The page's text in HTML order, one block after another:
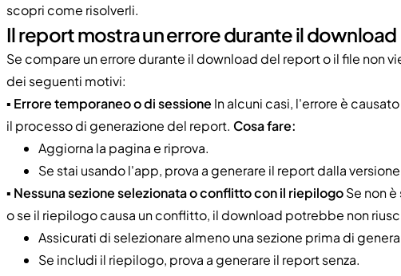
scopri come risolverli.
Il report mostra un errore durante il download
Se compare un errore durante il download del report o il file non
dei seguenti motivi:
▪️ Errore temporaneo o di sessione In alcuni casi, l'errore è
il processo di generazione del report. Cosa fare:
Aggiorna la pagina e riprova.
Se stai usando l'app, prova a generare il report dalla
▪️ Nessuna sezione selezionata o conflitto con il riepilogoSe non
o se il riepilogo causa un conflitto, il download potrebbe non
Assicurati di selezionare almeno una sezione prima di
Se includi il riepilogo, prova a generare il report senza.